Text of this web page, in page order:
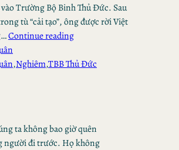
Trường Bộ Binh Thủ Đức. Sau
tù “cải tạo”, ông được rời Việt
Continue reading
,Nghiêm,TBB Thủ Đức
ta không bao giờ quên
người đi trước. Họ không